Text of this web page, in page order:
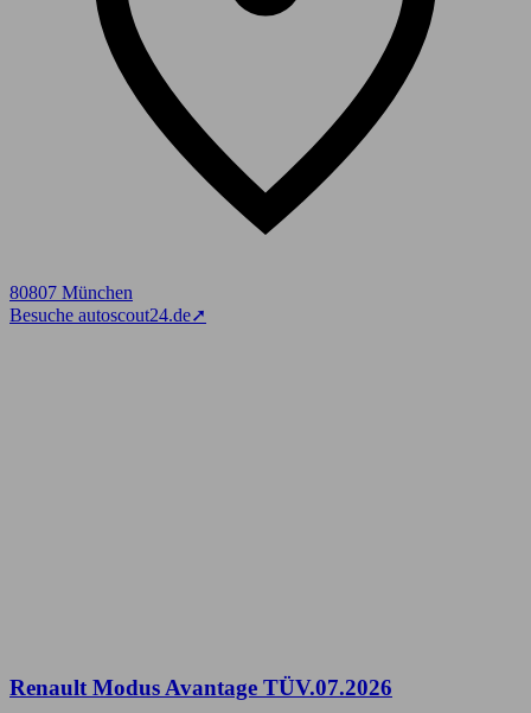
80807 München
Besuche autoscout24.de➚
Renault Modus Avantage TÜV.07.2026